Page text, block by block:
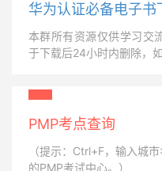
华为认证必备电子书
本群所有资源仅供学习交
于下载后24小时内删除，
PMP考点查询
（提示：Ctrl+F，输入城
的PMP考试中心。）